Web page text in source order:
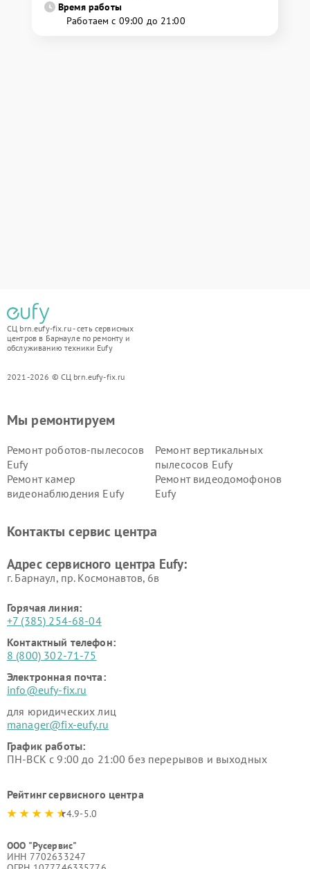
Время работы
Работаем с 09:00 до 21:00
СЦ brn.eufy-fix.ru - сеть сервисных
центров в Барнауле по ремонту и
обслуживанию техники Eufy
2021-2026 © СЦ brn.eufy-fix.ru
Мы ремонтируем
Ремонт роботов-пылесосов
Eufy
Ремонт вертикальных
пылесосов Eufy
Ремонт камер
видеонаблюдения Eufy
Ремонт видеодомофонов
Eufy
Контакты сервис центра
Адрес сервисного центра Eufy:
г. Барнаул, ​пр. Космонавтов, 6в
Горячая линия:
+7 (385) 254-68-04
Контактный телефон:
8 (800) 302-71-75
Электронная почта:
info@eufy-fix.ru
для юридических лиц
manager@fix-eufy.ru
График работы:
ПН-ВСК с 9:00 до 21:00 без перерывов и выходных
Рейтинг сервисного центра
4.9-5.0
ООО "Русервис"
ИНН 7702633247